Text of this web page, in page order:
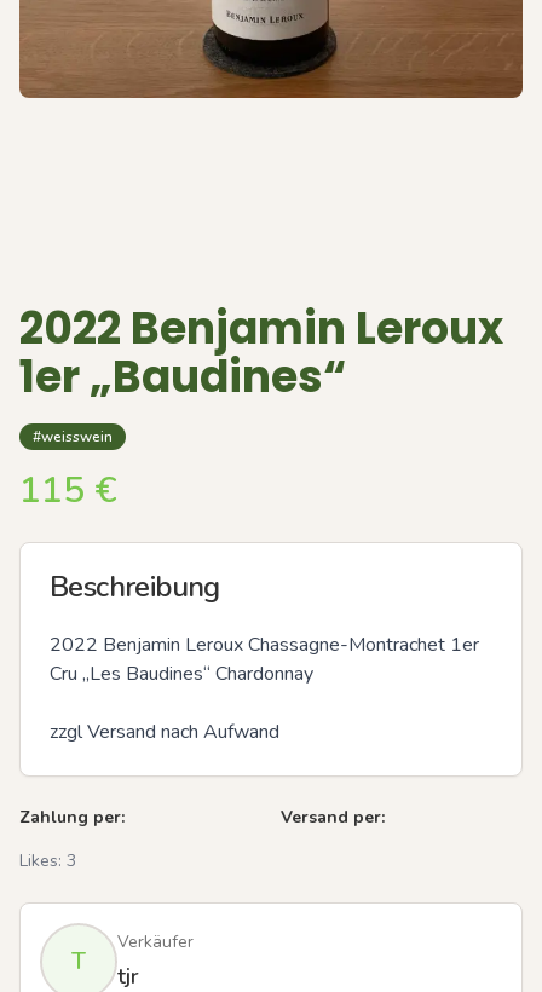
2022 Benjamin Leroux
1er „Baudines“
#weisswein
115 €
Beschreibung
2022 Benjamin Leroux Chassagne-Montrachet 1er
Cru „Les Baudines“ Chardonnay
zzgl Versand nach Aufwand
Zahlung per:
Versand per:
Likes: 3
T
Verkäufer
tjr